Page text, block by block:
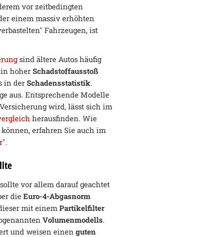
vor zeitbedingten
einem massiv erhöhten
Fahrzeugen, ist
sind ältere Autos häufig
hoherSchadstoffausstoß
in derSchadensstatistik.
aus. Entsprechende Modelle
wird, lässt sich im
herausfinden. Wie
erfahren Sie auch im
".
vor allem darauf geachtet
dieEuro-4-Abgasnorm
mit einemPartikelfilter
Volumenmodells.
und weisen einenguten